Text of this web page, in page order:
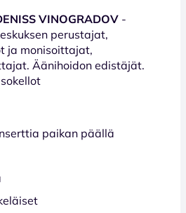
VINOGRADOV -
perustajat,
ja monisoittajat,
Äänihoidon edistäjät.
paikan päällä